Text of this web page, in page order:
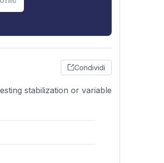
Condividi
stabilization or variable